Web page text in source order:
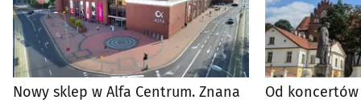
Nowy sklep w Alfa Centrum. Znana Od